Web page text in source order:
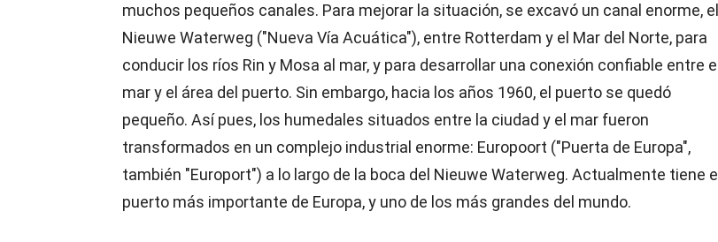
muchos pequeños canales. Para mejorar la situación, se excavó un canal enorme, el
Nieuwe Waterweg ("Nueva Vía Acuática"), entre Rotterdam y el Mar del Norte, para
conducir los ríos Rin y Mosa al mar, y para desarrollar una conexión confiable entre el
mar y el área del puerto. Sin embargo, hacia los años 1960, el puerto se quedó
pequeño. Así pues, los humedales situados entre la ciudad y el mar fueron
transformados en un complejo industrial enorme: Europoort ("Puerta de Europa",
también "Europort") a lo largo de la boca del Nieuwe Waterweg. Actualmente tiene el
puerto más importante de Europa, y uno de los más grandes del mundo.